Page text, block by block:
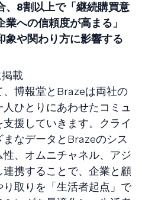
、8割以上で「継続購買意
への信頼度が高まる」
象や関わり方に影響する
載
博報堂とBrazeは両社の
ひとりにあわせたコミュ
援していきます。クライ
なデータとBrazeのシス
、オムニチャネル、アジ
携することで、企業と顧
取りを「生活者起点」で